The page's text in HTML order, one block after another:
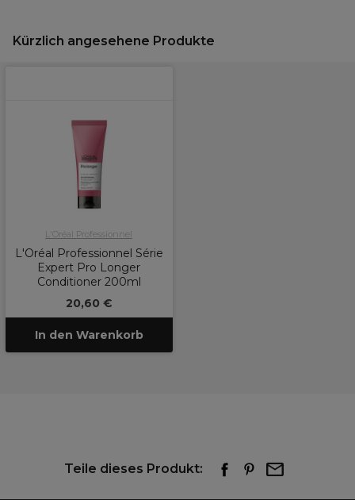
Kürzlich angesehene Produkte
L'Oréal Professionnel
L'Oréal Professionnel Série
Expert Pro Longer
Conditioner 200ml
20,60 €
In den Warenkorb
Teile dieses Produkt: